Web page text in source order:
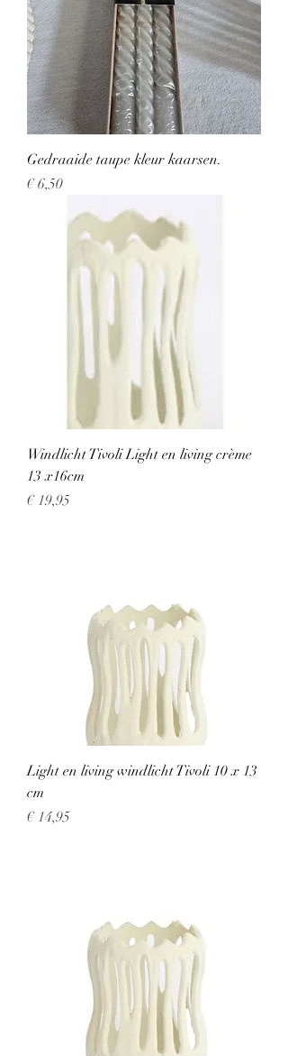
Gedraaide taupe kleur kaarsen.
Prijs
€ 6,50
Windlicht Tivoli Light en living crème
13 x16cm
Prijs
€ 19,95
Light en living windlicht Tivoli 10 x 13
cm
Prijs
€ 14,95